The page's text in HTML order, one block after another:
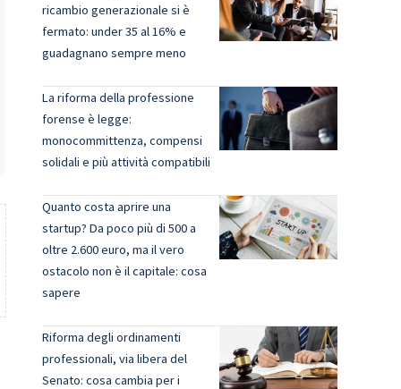
ricambio generazionale si è
fermato: under 35 al 16% e
guadagnano sempre meno
La riforma della professione
forense è legge:
monocommittenza, compensi
solidali e più attività compatibili
Quanto costa aprire una
startup? Da poco più di 500 a
oltre 2.600 euro, ma il vero
ostacolo non è il capitale: cosa
sapere
Riforma degli ordinamenti
professionali, via libera del
Senato: cosa cambia per i